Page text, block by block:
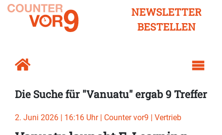
NEWSLETTER
BESTELLEN
Die Suche für "Vanuatu" ergab 9 Treffer
2. Juni 2026 | 16:16 Uhr | Counter vor9 | Vertrieb